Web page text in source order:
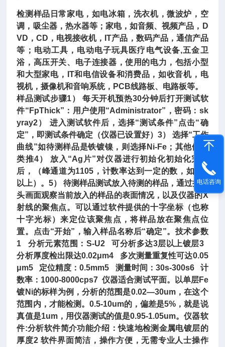
检测样品日常家电，如电冰箱，洗衣机，微波炉，空
调，吸尘器，热水器等；家电，如音频、视频产品，D
VD，CD，电视接收机，IT产品，数码产品，通信产品
等；电动工具，电动电子玩具医疗电气设备,五金卫
浴，高压开关、电子连接器，使用的电力，包括小型
和大型家电，IT和电信设备和消费品，如收音机，电
视机，摄像机和音响系统，PCB线路板、电路板等。
样品测试步骤1） 每天开机预热30分钟后打开测试软
件“FpThick”：用户使用“Administrator”，密码：sk
yray2） 进入测试软件后，选择“测试条件”点击“确
定”，即测试条件确定（仪器已设置好）3） 选择“工作
曲线”如待测样品是铁镀镍，则选择Ni-Fe；其他依次
类推4） 放入“Ag片”对仪器进行初始化初始化完成
后，（峰通道为1105，计数率达到一定的数，如300
以上）。5） 待测样品测试放入待测的样品，通过摄像
头画面观察当前放入的样品的表面情况，以及仪器的X
射线的聚焦点。可以通过软件提供的十字坐标（也称
十字光标）来定位该聚焦点，将样品放在聚焦点位
置。点击“开始”，输入样品名称后“确定”。技术参数
1 分析元素范围：S-U2 可分析多达3层以上镀层3
分析厚度检出限达0.02μm4 多次测量重复性可达0.05
μm5 定位精度：0.5mm5 测量时间：30s-300s6 计
数率：1000-8000cps7 仪器适合测试平面。以单层Fe
镀Ni的标样为例，分析的范围是0.02—30um，在这个
范围内，才能检测。0.5-10um的，偏差是5%，就是说
真值是1um，用仪器测试的值是0.95-1.05um。仪器软
件:分析软件简介功能介绍：快速地检测金属电镀层的
厚度2 软件界面简洁，操作方便，无需专业人士操作
电话咨询